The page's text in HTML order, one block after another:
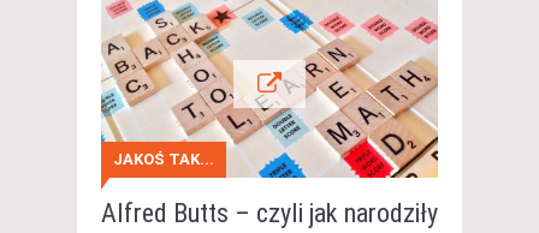
JAKOŚ TAK...
Alfred Butts – czyli jak narodziły